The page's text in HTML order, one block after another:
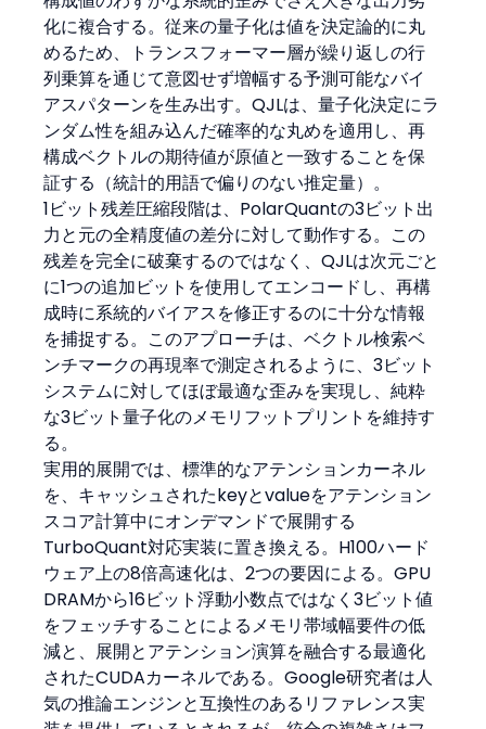
化に複合する。従来の量子化は値を決定論的に丸
めるため、トランスフォーマー層が繰り返しの行
列乗算を通じて意図せず増幅する予測可能なバイ
アスパターンを生み出す。QJLは、量子化決定にラ
ンダム性を組み込んだ確率的な丸めを適用し、再
構成ベクトルの期待値が原値と一致することを保
証する（統計的用語で偏りのない推定量）。
1ビット残差圧縮段階は、PolarQuantの3ビット出
力と元の全精度値の差分に対して動作する。この
残差を完全に破棄するのではなく、QJLは次元ごと
に1つの追加ビットを使用してエンコードし、再構
成時に系統的バイアスを修正するのに十分な情報
を捕捉する。このアプローチは、ベクトル検索ベ
ンチマークの再現率で測定されるように、3ビット
システムに対してほぼ最適な歪みを実現し、純粋
な3ビット量子化のメモリフットプリントを維持す
る。
実用的展開では、標準的なアテンションカーネル
を、キャッシュされたkeyとvalueをアテンション
スコア計算中にオンデマンドで展開する
TurboQuant対応実装に置き換える。H100ハード
ウェア上の8倍高速化は、2つの要因による。GPU
DRAMから16ビット浮動小数点ではなく3ビット値
をフェッチすることによるメモリ帯域幅要件の低
減と、展開とアテンション演算を融合する最適化
されたCUDAカーネルである。Google研究者は人
気の推論エンジンと互換性のあるリファレンス実